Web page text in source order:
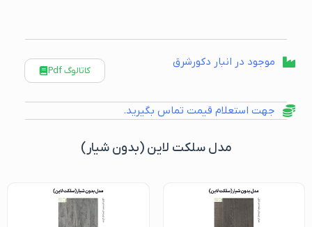
موجود در انبار دکورشرق
کاتالوگ Pdf
جهت استعلام قیمت تماس بگیرید.
مدل سلکت لاین (بدون شیار)